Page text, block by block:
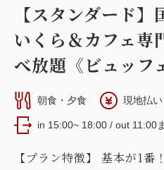
【スタンダード
いくら＆カフェ専
べ放題《ビュッフ
朝食・夕食 現地払い
in 15:00~ 18:00 / out 11:00
【プラン特徴】 基本が1番